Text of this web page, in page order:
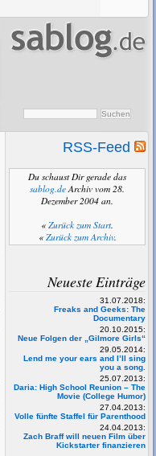
RSS-Feed
Du schaust Dir gerade das
sablog.deArchiv vom 28.
Dezember 2004 an.
«Zurück zum Start.
« Zurück zum Archiv.
Neueste Einträge
31.07.2018:
Freaks and Geeks: The
Documentary
20.10.2015:
Neue Folgen der „Gilmore Girls“
29.05.2014:
Lend me your ears and I’ll sing
you a song.
25.07.2013:
Daria: High School Reunion – The
Movie (College Humor)
27.04.2013:
Volle fünfte Staffel für Parenthood
24.04.2013:
Zach Braff will neuen Film über
Kickstarter finanzieren